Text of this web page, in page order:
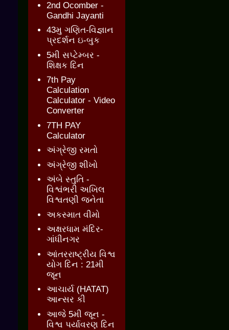
2nd Ocomber -
Gandhi Jayanti
43મુ ગણિત-વિજ્ઞાન
પ્રદર્શન ઇ-બુક
5મી સપ્ટેમ્બર -
શિક્ષક દિન
7th Pay
Calculation
Calculator - Video
Converter
7TH PAY
Calculator
અંગ્રેજી રમતો
અંગ્રેજી શીખો
અંબે સ્તુતિ -
વિશ્વંભરી અખિલ
વિશ્વતણી જનેતા
અકસ્માત વીમો
અક્ષરધામ મંદિર-
ગાંધીનગર
આંતરરાષ્ટ્રીય વિશ્વ
યોગ દિન : 21મી
જૂન
આચાર્ય (HATAT)
આન્સર કી
આજે 5મી જૂન -
વિશ્વ પર્યાવરણ દિન